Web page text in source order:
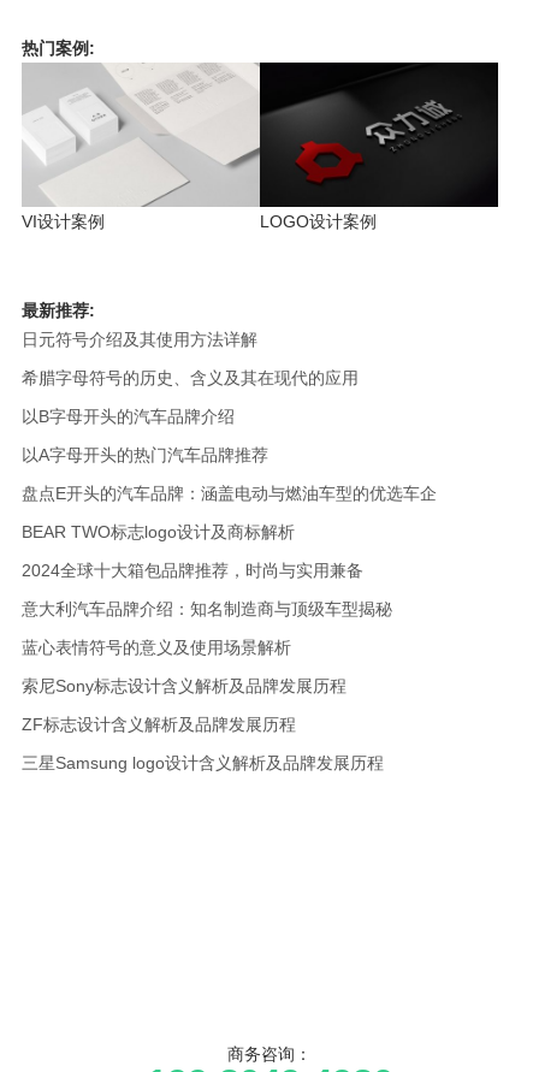
热门案例:
VI设计案例 LOGO设计案例
最新推荐:
日元符号介绍及其使用方法详解
希腊字母符号的历史、含义及其在现代的应用
以B字母开头的汽车品牌介绍
以A字母开头的热门汽车品牌推荐
盘点E开头的汽车品牌：涵盖电动与燃油车型的优选车企
BEAR TWO标志logo设计及商标解析
2024全球十大箱包品牌推荐，时尚与实用兼备
意大利汽车品牌介绍：知名制造商与顶级车型揭秘
蓝心表情符号的意义及使用场景解析
索尼Sony标志设计含义解析及品牌发展历程
ZF标志设计含义解析及品牌发展历程
三星Samsung logo设计含义解析及品牌发展历程
商务咨询：